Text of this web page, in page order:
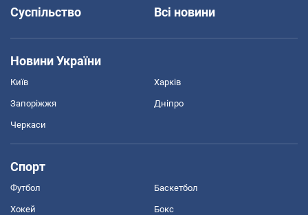
Суспільство
Всі новини
Новини України
Київ Харків
Запоріжжя Дніпро
Черкаси
Спорт
Футбол Баскетбол
Хокей Бокс